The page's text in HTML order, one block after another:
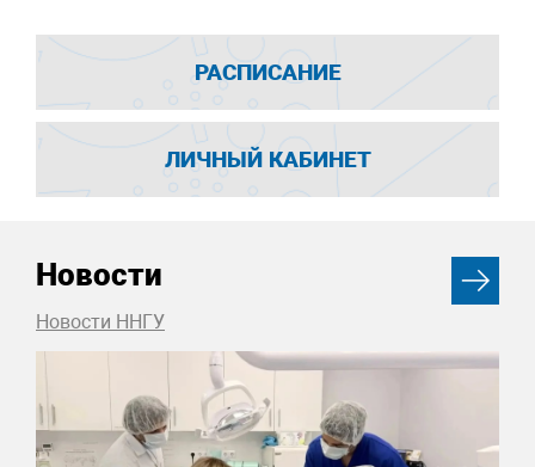
РАСПИСАНИЕ
ЛИЧНЫЙ КАБИНЕТ
Новости
Новости ННГУ